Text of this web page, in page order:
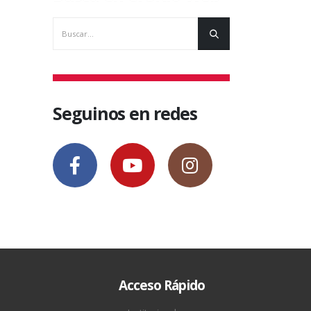
Seguinos en redes
Acceso Rápido